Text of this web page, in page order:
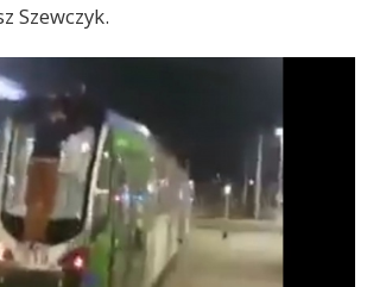
Szewczyk.